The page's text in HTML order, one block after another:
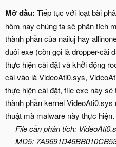
Mở đầu: Tiếp tục với loạt bài
hôm nay chúng ta sẽ phân tích
thành phần của nailuj hay
đuôi exe (còn gọi là dropper-cài
thực hiện cài đặt và khởi động
cài vào là VideoAti0.sys,
thực hiện cài đặt, file exe này
thành phần kernel
thuật mà malware này thực hiện.
File cần phân tích:
MD5: